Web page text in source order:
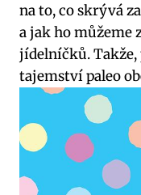
na to,⁢ co skrývá
a jak ho můžeme
jídelníčků.
tajemství paleo